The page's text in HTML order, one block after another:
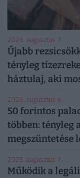
2026. augusztus 7.
Újabb
tényleg
háztulaj, aki
2026. augusztus 6.
50 forintos
többen: tényleg
megszüntetése
2026. augusztus 7.
Működik a